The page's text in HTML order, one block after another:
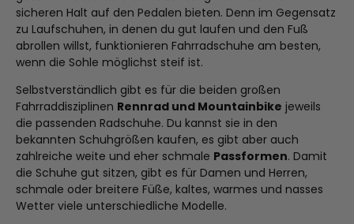
sicheren Halt auf den Pedalen bieten. Denn im Gegensatz
zu Laufschuhen, in denen du gut laufen und den Fuß
abrollen willst, funktionieren Fahrradschuhe am besten,
wenn die Sohle möglichst steif ist.
Selbstverständlich gibt es für die beiden großen
Fahrraddisziplinen Rennrad und Mountainbike jeweils
die passenden Radschuhe. Du kannst sie in den
bekannten Schuhgrößen kaufen, es gibt aber auch
zahlreiche weite und eher schmale Passformen. Damit
die Schuhe gut sitzen, gibt es für Damen und Herren,
schmale oder breitere Füße, kaltes, warmes und nasses
Wetter viele unterschiedliche Modelle.